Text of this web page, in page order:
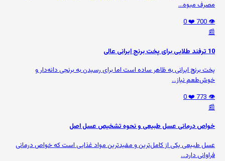
مصرف میوه‌...
👁️ 700
❤️ 0
📰
10 ترفند طلایی برای پخت برنج ایرانی عالی
پخت برنج ایرانی به ظاهر ساده است اما برای رسیدن به برنجی دانه‌دار و
خوش‌طعم نیاز...
👁️ 773
❤️ 0
📰
خواص درمانی عسل طبیعی و نحوه تشخیص عسل اصل
عسل طبیعی یکی از کامل‌ترین و مفیدترین مواد غذایی است که خواص درمانی
فراوانی دارد...